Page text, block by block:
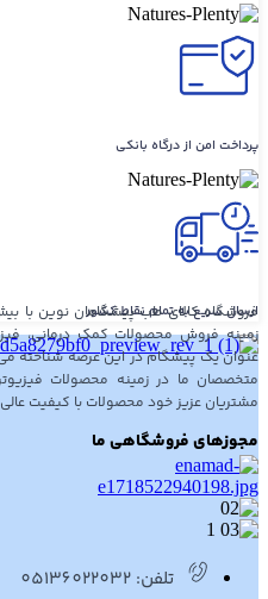
پرداخت امن از درگاه بانکی
ارسال سریع به تمام نقاط کشور
فروشگاه کالای طب پیشگامان نوین با
زمینه فروش محصولات کمک درمانی،
عنوان یک پیشگام در این عرصه شناخته
متخصصان ما در زمینه محصولات
مشتریان عزیز خود محصولات با کیفیت عالی
مجوزهای فروشگاهی ما
تلفن: 05136022032